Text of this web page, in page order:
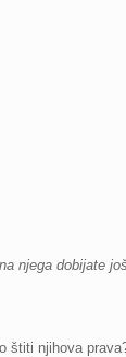
njega dobijate
štiti njihova